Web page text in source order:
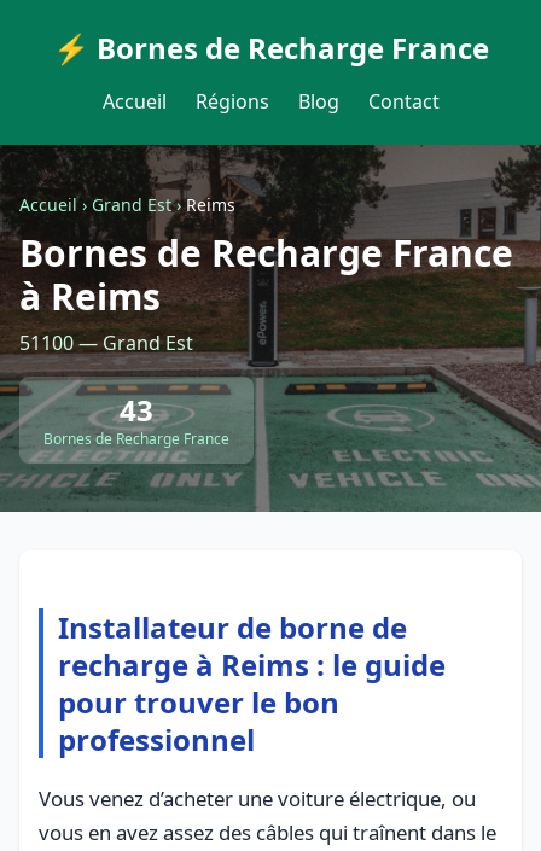
⚡ Bornes de Recharge France
Accueil Régions Blog Contact
Accueil›Grand Est›Reims
Bornes de Recharge France
à Reims
51100 — Grand Est
43
Bornes de Recharge France
Installateur de borne de
recharge à Reims : le guide
pour trouver le bon
professionnel
Vous venez d’acheter une voiture électrique, ou
vous en avez assez des câbles qui traînent dans le